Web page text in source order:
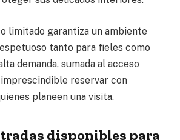
limitado garantiza un ambiente
tanto para fieles como
demanda, sumada al acceso
reservar con
planeen una visita.
disponibles para